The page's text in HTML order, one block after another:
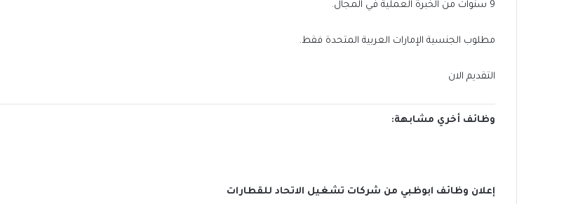
9 سنوات من الخبرة العملية في المجال.
مطلوب الجنسية الإمارات العربية المتحدة فقط.
التقديم الان
وظائف أخري مشابهة:
إعلان وظائف ابوظبي من شركات تشغيل الاتحاد للقطارات